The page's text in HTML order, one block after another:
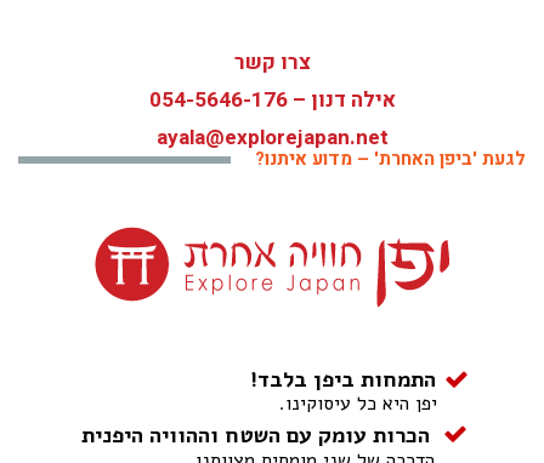
צרו קשר
אילה דנון –054-5646-176
ayala@explorejapan.net
לגעת 'ביפן האחרת' – מדוע איתנו?
יפן היא כל עיסוקינו.
התמחות ביפן בלבד!
הכרות עומק עם השטח וההוויה היפנית